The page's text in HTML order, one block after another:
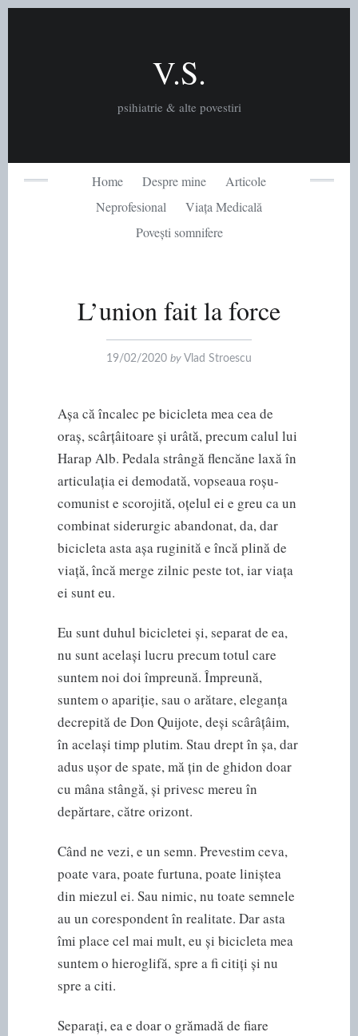
V.S.
psihiatrie & alte povestiri
Home Despre mine
Articole
Neprofesional
Viața Medicală
Povești somnifere
L’union fait la force
19/02/2020 by Vlad Stroescu
Așa că încalec pe bicicleta mea cea de
oraș, scârțâitoare și urâtă, precum calul lui
Harap Alb. Pedala strângă flencăne laxă în
articulația ei demodată, vopseaua roșu-
comunist e scorojită, oțelul ei e greu ca un
combinat siderurgic abandonat, da, dar
bicicleta asta așa ruginită e încă plină de
viață, încă merge zilnic peste tot, iar viața
ei sunt eu.
Eu sunt duhul bicicletei și, separat de ea,
nu sunt același lucru precum totul care
suntem noi doi împreună. Împreună,
suntem o apariție, sau o arătare, eleganța
decrepită de Don Quijote, deși scârâțâim,
în același timp plutim. Stau drept în șa, dar
adus ușor de spate, mă țin de ghidon doar
cu mâna stângă, și privesc mereu în
depărtare, către orizont.
Când ne vezi, e un semn. Prevestim ceva,
poate vara, poate furtuna, poate liniștea
din miezul ei. Sau nimic, nu toate semnele
au un corespondent în realitate. Dar asta
îmi place cel mai mult, eu și bicicleta mea
suntem o hieroglifă, spre a fi citiți și nu
spre a citi.
Separați, ea e doar o grămadă de fiare